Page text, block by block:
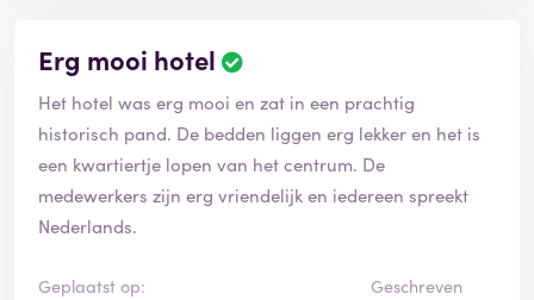
Erg mooi hotel
Het hotel was erg mooi en zat in een prachtig
historisch pand. De bedden liggen erg lekker en het is
een kwartiertje lopen van het centrum. De
medewerkers zijn erg vriendelijk en iedereen spreekt
Nederlands.
Geplaatst op:
Geschreven